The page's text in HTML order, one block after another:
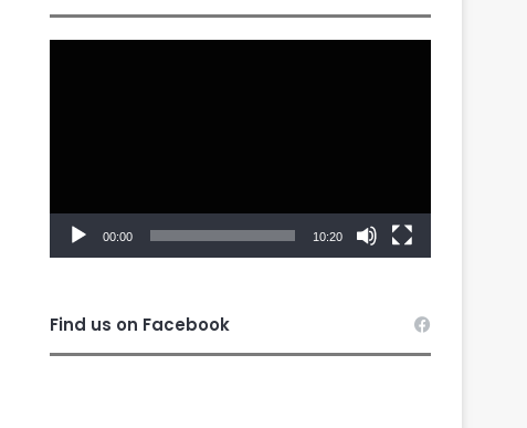
00:00 10:20
Find us on Facebook